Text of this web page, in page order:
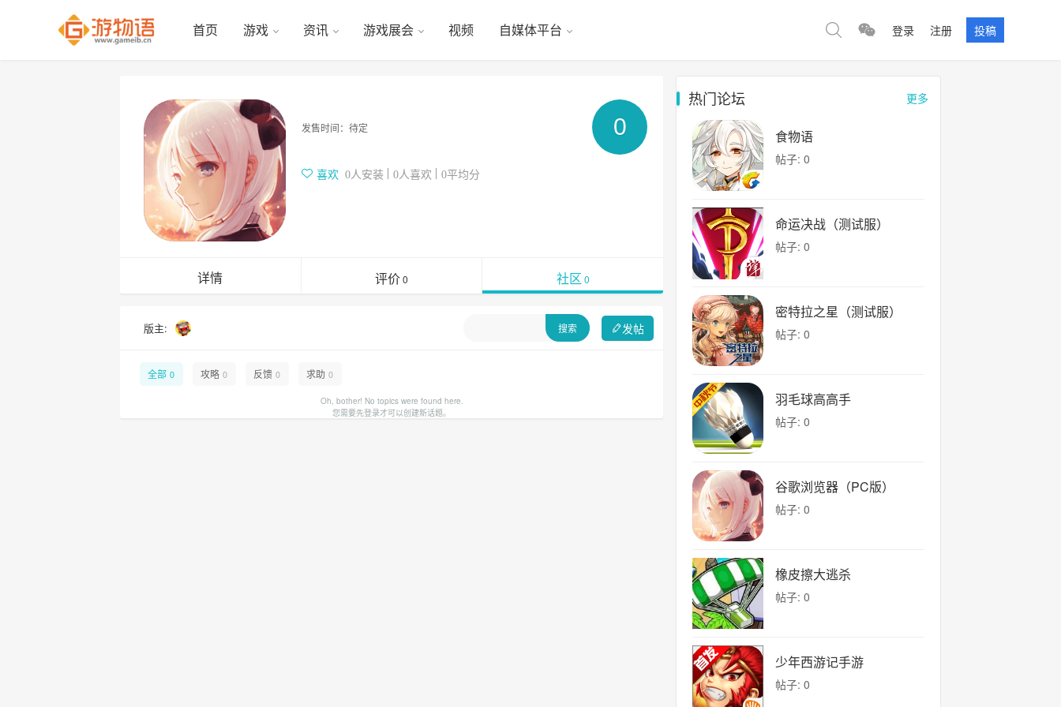
首页 游戏 资讯 游戏展会 视频 自媒体平台 登录 注册 投稿
0
发售时间： 待定
喜欢 0人安装 0人喜欢 0平均分
详情 评价0 社区 0
版主: 发帖
全部 0 攻略 0 反馈 0 求助 0
Oh, bother! No topics were found here.
您需要先登录才可以创建新话题。
更多
热门论坛
食物语
帖子: 0
命运决战（测试服）
帖子: 0
密特拉之星（测试服）
帖子: 0
羽毛球高高手
帖子: 0
谷歌浏览器（PC版）
帖子: 0
橡皮擦大逃杀
帖子: 0
少年西游记手游
帖子: 0